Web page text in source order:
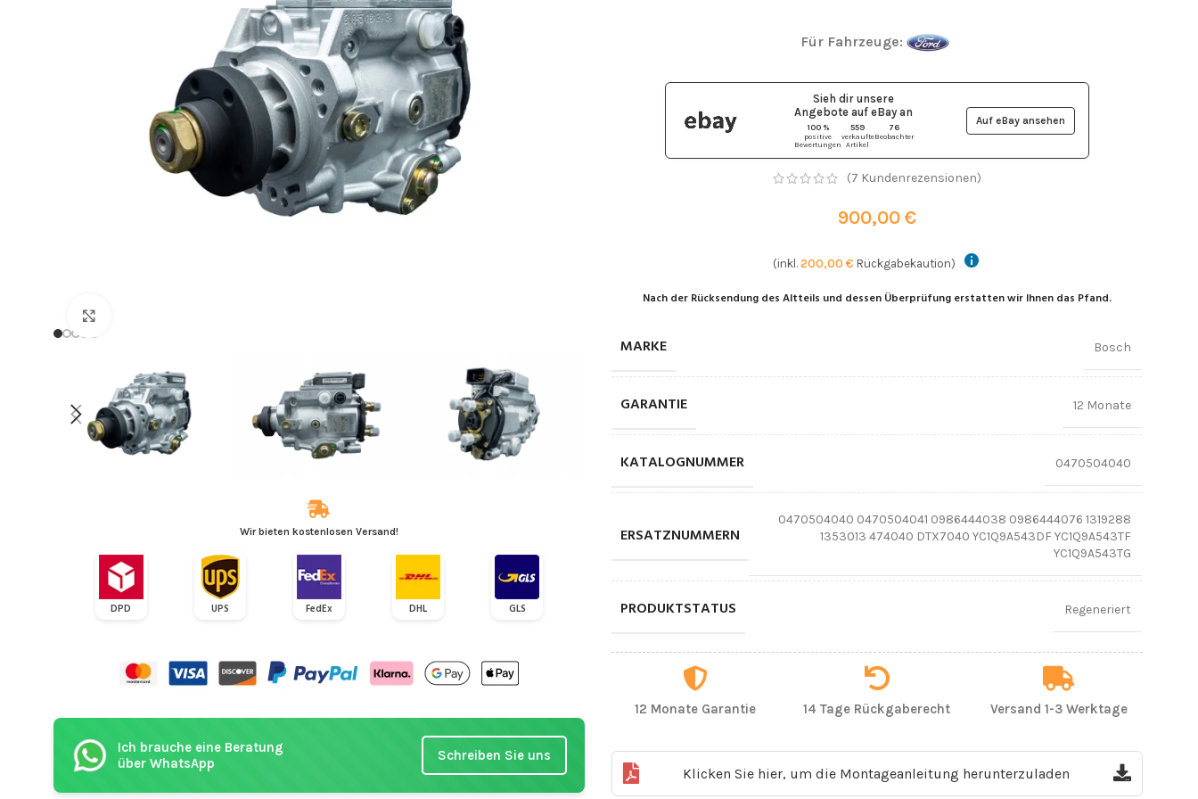
Wir bieten kostenlosen Versand!
DPD UPS FedEx DHL GLS
Ich brauche eine Beratung
über WhatsApp
Schreiben Sie uns
Für Fahrzeuge:
Sieh dir unsere
Angebote auf eBay an
100 %
positive
Bewertungen
559
verkaufte
Artikel
76
Beobachter
Auf eBay ansehen
(7 Kundenrezensionen)
900,00 €
(inkl.200,00€ Rückgabekaution)
Nach der Rücksendung des Altteils und dessen Überprüfung erstatten wir Ihnen das Pfand.
MARKE Bosch
GARANTIE 12 Monate
KATALOGNUMMER 0470504040
ERSATZNUMMERN
0470504040 0470504041 0986444038 0986444076 1319288
1353013 474040 DTX7040 YC1Q9A543DF YC1Q9A543TF
YC1Q9A543TG
PRODUKTSTATUS Regeneriert
12 Monate Garantie 14 Tage Rückgaberecht Versand 1-3 Werktage
Klicken Sie hier, um die Montageanleitung herunterzuladen